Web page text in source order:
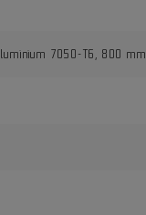
7050-T6, 800 mm